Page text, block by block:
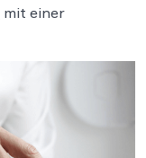
mit einer